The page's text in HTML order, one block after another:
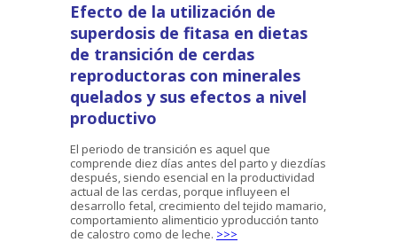
Efecto de la utilización de
superdosis de fitasa en dietas
de transición de cerdas
reproductoras con minerales
quelados y sus efectos a nivel
productivo
El periodo de transición es aquel que
comprende diez días antes del parto y diezdías
después, siendo esencial en la productividad
actual de las cerdas, porque influyeen el
desarrollo fetal, crecimiento del tejido mamario,
comportamiento alimenticio yproducción tanto
de calostro como de leche. >>>